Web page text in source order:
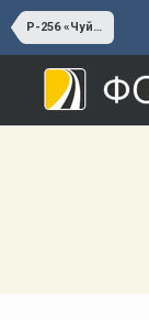
Р-256 «Чуйский тракт»